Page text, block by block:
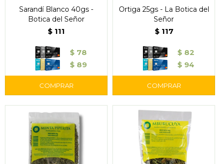
Sarandí Blanco 40gs -
Botica del Señor
$ 111
$ 78
$ 89
Ortiga 25gs - La Botica del
Señor
$ 117
$ 82
$ 94